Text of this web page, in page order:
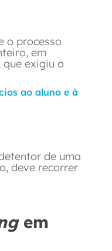
o processo
em
que exigiu o
ao aluno e à
de uma
deve recorrer
em